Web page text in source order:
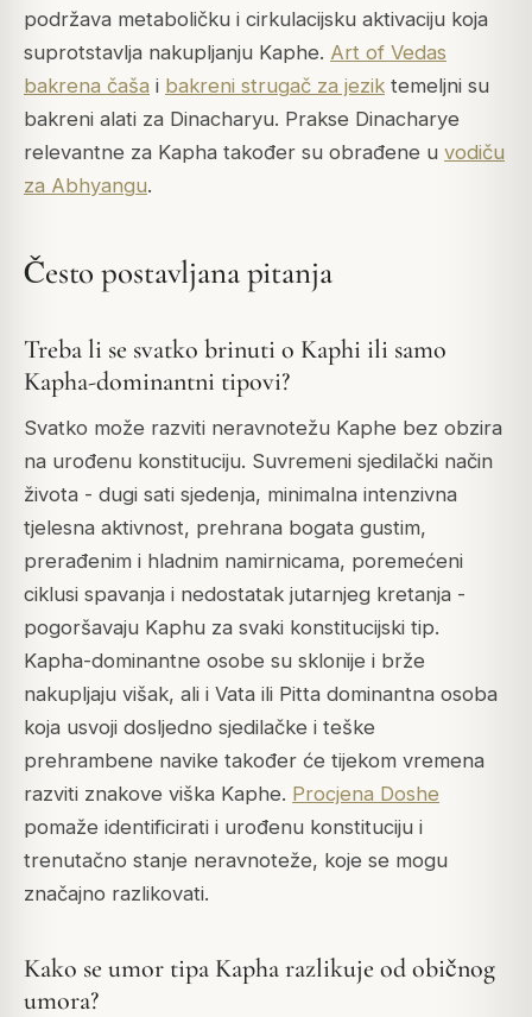
podržava metaboličku i cirkulacijsku aktivaciju koja
suprotstavlja nakupljanju Kaphe. Art of Vedas
bakrena čaša i bakreni strugač za jezik temeljni su
bakreni alati za Dinacharyu. Prakse Dinacharye
relevantne za Kapha također su obrađene u vodiču
za Abhyangu.
Često postavljana pitanja
Treba li se svatko brinuti o Kaphi ili samo
Kapha-dominantni tipovi?
Svatko može razviti neravnotežu Kaphe bez obzira
na urođenu konstituciju. Suvremeni sjedilački način
života - dugi sati sjedenja, minimalna intenzivna
tjelesna aktivnost, prehrana bogata gustim,
prerađenim i hladnim namirnicama, poremećeni
ciklusi spavanja i nedostatak jutarnjeg kretanja -
pogoršavaju Kaphu za svaki konstitucijski tip.
Kapha-dominantne osobe su sklonije i brže
nakupljaju višak, ali i Vata ili Pitta dominantna osoba
koja usvoji dosljedno sjedilačke i teške
prehrambene navike također će tijekom vremena
razviti znakove viška Kaphe. Procjena Doshe
pomaže identificirati i urođenu konstituciju i
trenutačno stanje neravnoteže, koje se mogu
značajno razlikovati.
Kako se umor tipa Kapha razlikuje od običnog
umora?